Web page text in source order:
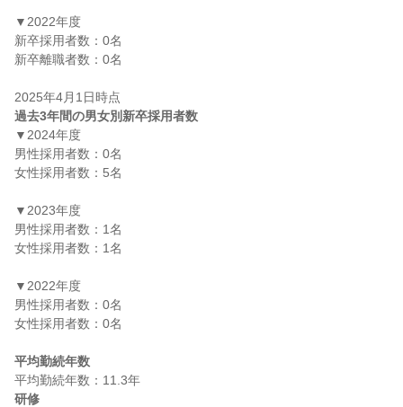
▼2022年度
新卒採用者数：0名
新卒離職者数：0名
過去3年間の男女別新卒採用者数
▼2024年度
男性採用者数：0名
女性採用者数：5名
▼2023年度
男性採用者数：1名
女性採用者数：1名
▼2022年度
男性採用者数：0名
女性採用者数：0名
平均勤続年数
研修